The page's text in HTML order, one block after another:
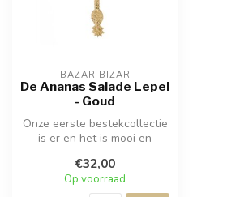
BAZAR BIZAR
De Ananas Salade Lepel
- Goud
Onze eerste bestekcollectie
is er en het is mooi en
lep...
€32,00
Op voorraad